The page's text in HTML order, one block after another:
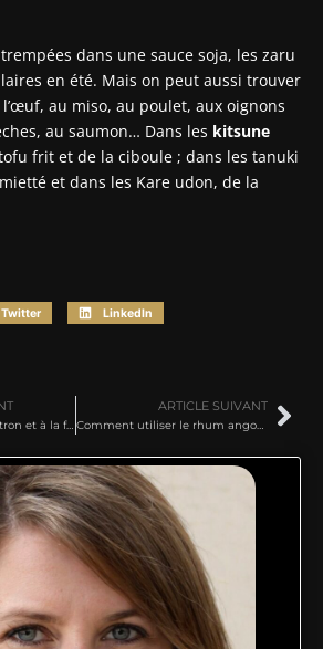
dans une sauce soja, les zaru
en été. Mais on peut aussi trouver
au miso, au poulet, aux oignons
au saumon… Dans les kitsune
frit et de la ciboule ; dans les tanuki
et dans les Kare udon, de la
Twitter LinkedIn
Beurre de miel au citron et à la framboise
ARTICLE SUIVANT
Comment utiliser le rhum angostura en cuisine?